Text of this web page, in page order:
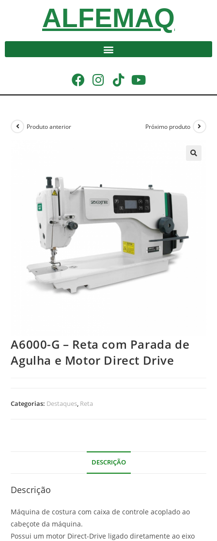
ALFEMAQ
Produto anterior Próximo produto
A6000-G – Reta com Parada de
Agulha e Motor Direct Drive
Categorias: Destaques, Reta
DESCRIÇÃO
Descrição
Máquina de costura com caixa de controle acoplado ao
cabeçote da máquina.
Possui um motor Direct-Drive ligado diretamente ao eixo